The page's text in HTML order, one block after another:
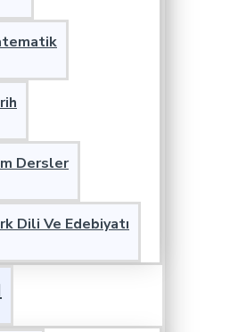
Dersler
Dili Ve Edebiyatı